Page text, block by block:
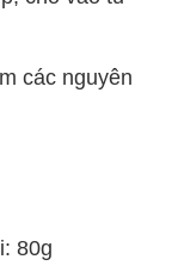
các nguyên
80g